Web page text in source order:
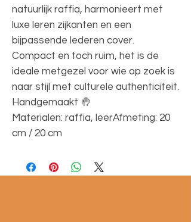
natuurlijk raffia, harmonieert met
luxe leren zijkanten en een
bijpassende lederen cover.
Compact en toch ruim, het is de
ideale metgezel voor wie op zoek is
naar stijl met culturele authenticiteit.
Handgemaakt 🤚
Materialen: raffia, leerAfmeting: 20
cm / 20 cm